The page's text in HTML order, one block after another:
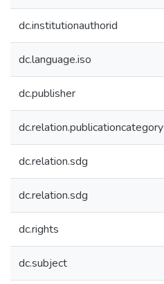
dc.institutionauthorid
dc.language.iso
dc.publisher
dc.relation.publicationcategory
dc.relation.sdg
dc.relation.sdg
dc.rights
dc.subject